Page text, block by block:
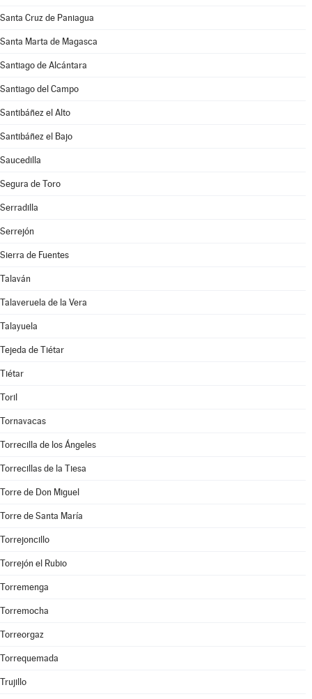
Santa Cruz de Paniagua
Santa Marta de Magasca
Santiago de Alcántara
Santiago del Campo
Santibáñez el Alto
Santibáñez el Bajo
Saucedilla
Segura de Toro
Serradilla
Serrejón
Sierra de Fuentes
Talaván
Talaveruela de la Vera
Talayuela
Tejeda de Tiétar
Tiétar
Toril
Tornavacas
Torrecilla de los Ángeles
Torrecillas de la Tiesa
Torre de Don Miguel
Torre de Santa María
Torrejoncillo
Torrejón el Rubio
Torremenga
Torremocha
Torreorgaz
Torrequemada
Trujillo